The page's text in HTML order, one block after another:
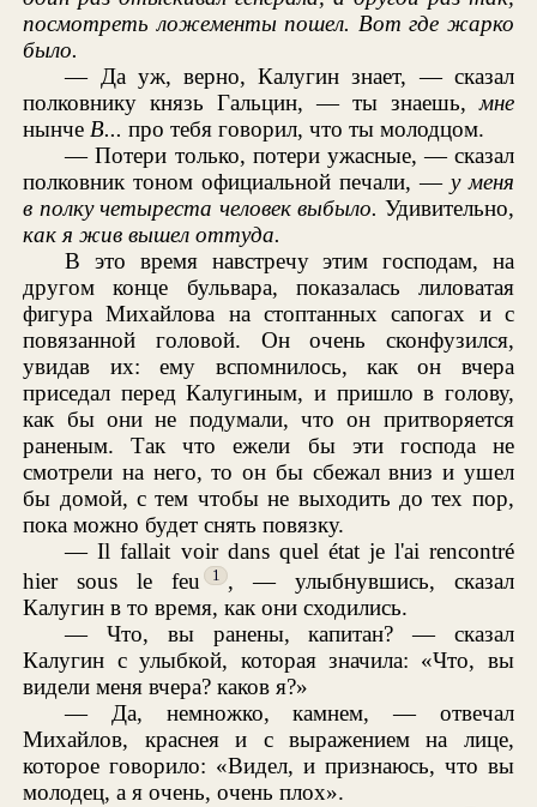
посмотреть ложементы пошел. Вот где жарко
было.
— Да уж, верно, Калугин знает, — сказал
полковнику князь Гальцин, — ты знаешь,мне
нынче В... про тебя говорил, что ты молодцом.
— Потери только, потери ужасные, — сказал
полковник тоном официальной печали, — у меня
в полку четыреста человек выбыло. Удивительно,
как я жив вышел оттуда.
В это время навстречу этим господам, на
другом конце бульвара, показалась лиловатая
фигура Михайлова на стоптанных сапогах и с
повязанной головой. Он очень сконфузился,
увидав их: ему вспомнилось, как он вчера
приседал перед Калугиным, и пришло в голову,
как бы они не подумали, что он притворяется
раненым. Так что ежели бы эти господа не
смотрели на него, то он бы сбежал вниз и ушел
бы домой, с тем чтобы не выходить до тех пор,
пока можно будет снять повязку.
— Il fallait voir dans quel état je l'ai rencontré
hier sous le feu
1 , — улыбнувшись, сказал
Калугин в то время, как они сходились.
— Что, вы ранены, капитан? — сказал
Калугин с улыбкой, которая значила: «Что, вы
видели меня вчера? каков я?»
— Да, немножко, камнем, — отвечал
Михайлов, краснея и с выражением на лице,
которое говорило: «Видел, и признаюсь, что вы
молодец, а я очень, очень плох».